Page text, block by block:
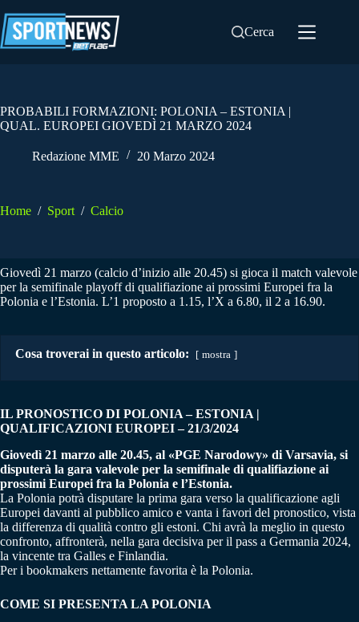
al
contenuto
Cerca
PROBABILI FORMAZIONI: POLONIA – ESTONIA |
QUAL. EUROPEI GIOVEDÌ 21 MARZO 2024
Redazione MME 20 Marzo 2024
Home / Sport / Calcio
Giovedì 21 marzo (calcio d’inizio alle 20.45) si gioca il match valevole
per la semifinale playoff di qualifiazione ai prossimi Europei fra la
Polonia e l’Estonia. L’1 proposto a 1.15, l’X a 6.80, il 2 a 16.90.
Cosa troverai in questo articolo: mostra
IL PRONOSTICO DI POLONIA – ESTONIA |
QUALIFICAZIONI EUROPEI – 21/3/2024
Giovedì 21 marzo alle 20.45, al «PGE Narodowy» di Varsavia, si
disputerà la gara valevole per la semifinale di qualifiazione ai
prossimi Europei fra la Polonia e l’Estonia.
La Polonia potrà disputare la prima gara verso la qualificazione agli
Europei davanti al pubblico amico e vanta i favori del pronostico, vista
la differenza di qualità contro gli estoni. Chi avrà la meglio in questo
confronto, affronterà, nella gara decisiva per il pass a Germania 2024,
la vincente tra Galles e Finlandia.
Per i bookmakers nettamente favorita è la Polonia.
COME SI PRESENTA LA POLONIA